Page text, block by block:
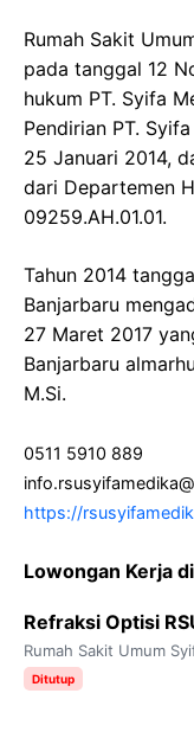
Rumah Sakit
pada tanggal 12
hukum PT. Syifa
Pendirian PT.
25 Januari 2014,
dari Departemen
09259.AH.01.01.
Tahun 2014
Banjarbaru
27 Maret 2017
Banjarbaru
M.Si.
0511 5910 889
https://
Lowongan Kerja
Refraksi Optisi
Rumah Sakit Umum
Ditutup